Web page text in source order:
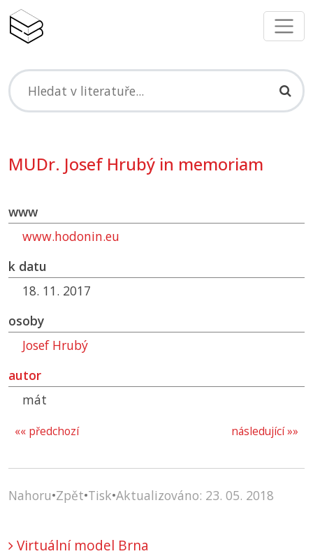
MUDr. Josef Hrubý in memoriam
www
www.hodonin.eu
k datu
18. 11. 2017
osoby
Josef Hrubý
autor
mát
následující »»
«« předchozí
Nahoru•Zpět•Tisk•Aktualizováno: 23. 05. 2018
Virtuální model Brna